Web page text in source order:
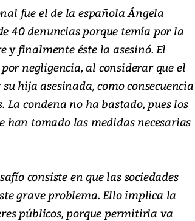
fue el de la española Ángela
40 denuncias porque temía por la
y finalmente éste la asesinó. El
negligencia, al considerar que el
hija asesinada, como consecuencia
condena no ha bastado, pues los
han tomado las medidas necesarias
consiste en que las sociedades
grave problema. Ello implica la
públicos, porque permitirla va